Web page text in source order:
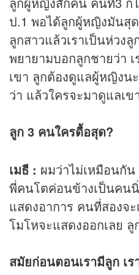
ป.1 พอได้ลูกผู้หญิงมันสุ
ลูกสาวแล้วเราเป็นห่วงลู
พยายามบอกลูกชายว่า
เขา ลูกต้องดูแลผู้หญิงน
ว่า แล้วใครจะมาดูแลเข
ลูก 3 คนใครดื้อสุด?
เมธี : ผมว่าไม่เหมือนกั
พี่คนโตค่อนข้างเป็นคนนิ่
แสดงอาการ คนที่สองจ
โมโหจะแสดงออกเลย
สมัยก่อนตอนเรามีลูก เ